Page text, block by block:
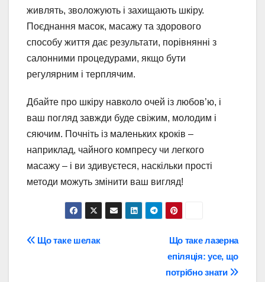
живлять, зволожують і захищають шкіру.
Поєднання масок, масажу та здорового
способу життя дає результати, порівнянні з
салонними процедурами, якщо бути
регулярним і терплячим.
Дбайте про шкіру навколо очей із любов’ю, і
ваш погляд завжди буде свіжим, молодим і
сяючим. Почніть із маленьких кроків –
наприклад, чайного компресу чи легкого
масажу – і ви здивуєтеся, наскільки прості
методи можуть змінити ваш вигляд!
Навігація
Що таке лазерна
епіляція: усе, що
потрібно знати
Що таке шелак